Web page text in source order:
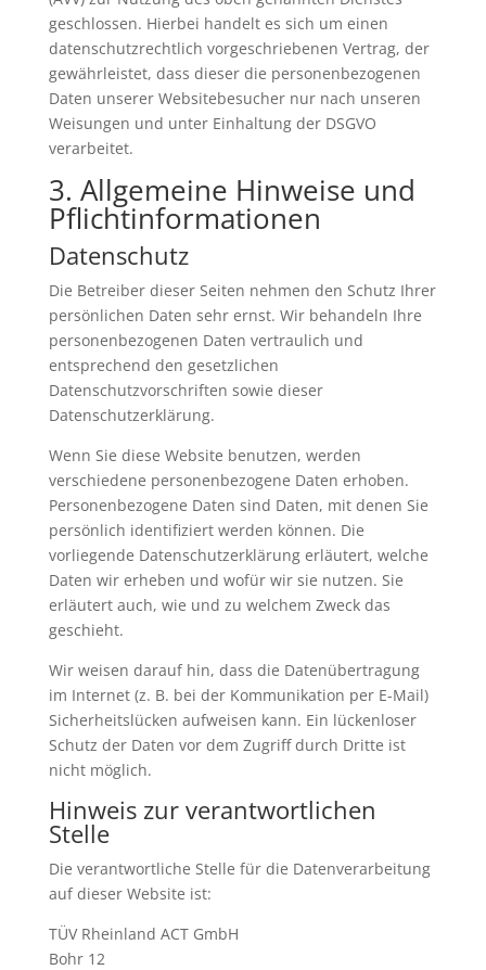
geschlossen. Hierbei handelt es sich um einen
datenschutzrechtlich vorgeschriebenen Vertrag, der
gewährleistet, dass dieser die personenbezogenen
Daten unserer Websitebesucher nur nach unseren
Weisungen und unter Einhaltung der DSGVO
verarbeitet.
3. Allgemeine Hinweise und
Pflicht­informationen
Datenschutz
Die Betreiber dieser Seiten nehmen den Schutz Ihrer
persönlichen Daten sehr ernst. Wir behandeln Ihre
personenbezogenen Daten vertraulich und
entsprechend den gesetzlichen
Datenschutzvorschriften sowie dieser
Datenschutzerklärung.
Wenn Sie diese Website benutzen, werden
verschiedene personenbezogene Daten erhoben.
Personenbezogene Daten sind Daten, mit denen Sie
persönlich identifiziert werden können. Die
vorliegende Datenschutzerklärung erläutert, welche
Daten wir erheben und wofür wir sie nutzen. Sie
erläutert auch, wie und zu welchem Zweck das
geschieht.
Wir weisen darauf hin, dass die Datenübertragung
im Internet (z. B. bei der Kommunikation per E-Mail)
Sicherheitslücken aufweisen kann. Ein lückenloser
Schutz der Daten vor dem Zugriff durch Dritte ist
nicht möglich.
Hinweis zur verantwortlichen
Stelle
Die verantwortliche Stelle für die Datenverarbeitung
auf dieser Website ist:
TÜV Rheinland ACT GmbH
Bohr 12